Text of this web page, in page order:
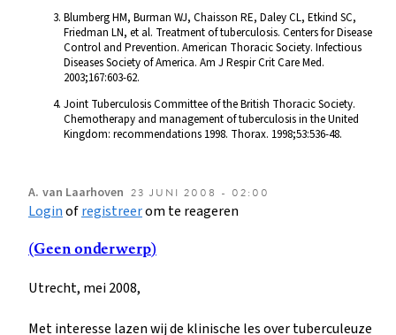
Blumberg HM, Burman WJ, Chaisson RE, Daley CL, Etkind SC,
Friedman LN, et al. Treatment of tuberculosis. Centers for Disease
Control and Prevention. American Thoracic Society. Infectious
Diseases Society of America. Am J Respir Crit Care Med.
2003;167:603-62.
Joint Tuberculosis Committee of the British Thoracic Society.
Chemotherapy and management of tuberculosis in the United
Kingdom: recommendations 1998. Thorax. 1998;53:536-48.
A. van Laarhoven 23 JUNI 2008 - 02:00
Loginofregistreerom te reageren
(Geen onderwerp)
Utrecht, mei 2008,
Met interesse lazen wij de klinische les over tuberculeuze